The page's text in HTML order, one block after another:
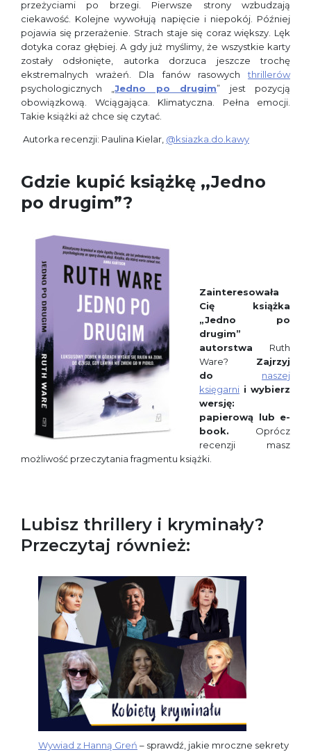
przeżyciami po brzegi. Pierwsze strony wzbudzają
ciekawość. Kolejne wywołują napięcie i niepokój. Później
pojawia się przerażenie. Strach staje się coraz większy. Lęk
dotyka coraz głębiej. A gdy już myślimy, że wszystkie karty
zostały odsłonięte, autorka dorzuca jeszcze trochę
ekstremalnych wrażeń. Dla fanów rasowychthrillerów
psychologicznych „Jedno po drugim” jest pozycją
obowiązkową. Wciągająca. Klimatyczna. Pełna emocji.
Takie książki aż chce się czytać.
Autorka recenzji: Paulina Kielar, @ksiazka.do.kawy
Gdzie kupić książkę ,,Jedno
po drugim”?
Zainteresowała
Cię książka
„Jedno po
drugim”
autorstwa Ruth
Ware? Zajrzyj
do naszej
księgarni i wybierz
wersję:
papierową lub e-
book. Oprócz
recenzji masz
możliwość przeczytania fragmentu książki.
Lubisz thrillery i kryminały?
Przeczytaj również:
Wywiad z Hanną Greń – sprawdź, jakie mroczne sekrety